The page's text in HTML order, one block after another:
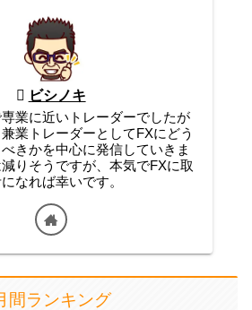
ビシノキ
業に近いトレーダーでしたが
業トレーダーとしてFXにどう
きかを中心に発信していきま
りそうですが、本気でFXに取
なれば幸いです。
間ランキング